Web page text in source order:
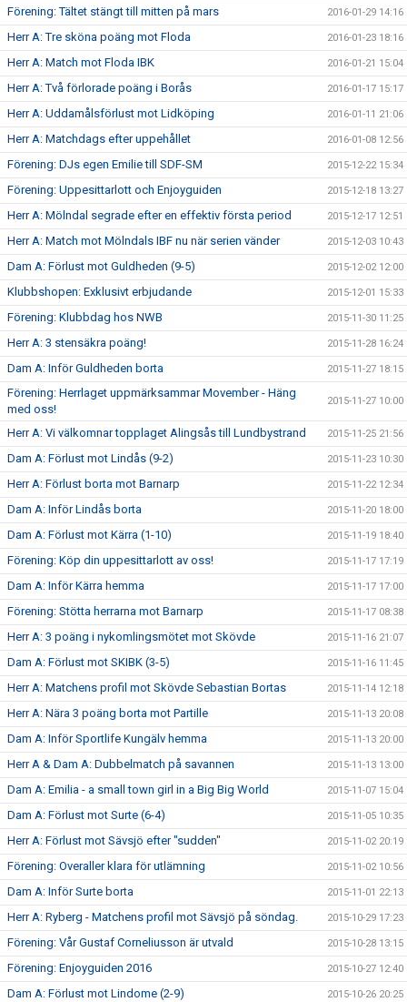
Förening: Tältet stängt till mitten på mars 2016-01-29 14:16
Herr A: Tre sköna poäng mot Floda 2016-01-23 18:16
Herr A: Match mot Floda IBK 2016-01-21 15:04
Herr A: Två förlorade poäng i Borås 2016-01-17 15:17
Herr A: Uddamålsförlust mot Lidköping 2016-01-11 21:06
Herr A: Matchdags efter uppehållet 2016-01-08 12:56
Förening: DJs egen Emilie till SDF-SM 2015-12-22 15:34
Förening: Uppesittarlott och Enjoyguiden 2015-12-18 13:27
Herr A: Mölndal segrade efter en effektiv första period 2015-12-17 12:51
Herr A: Match mot Mölndals IBF nu när serien vänder 2015-12-03 10:43
Dam A: Förlust mot Guldheden (9-5) 2015-12-02 12:00
Klubbshopen: Exklusivt erbjudande 2015-12-01 15:33
Förening: Klubbdag hos NWB 2015-11-30 11:25
Herr A: 3 stensäkra poäng! 2015-11-28 16:24
Dam A: Inför Guldheden borta 2015-11-27 18:15
Förening: Herrlaget uppmärksammar Movember - Häng
med oss!
2015-11-27 10:00
Herr A: Vi välkomnar topplaget Alingsås till Lundbystrand 2015-11-25 21:56
Dam A: Förlust mot Lindås (9-2) 2015-11-23 10:30
Herr A: Förlust borta mot Barnarp 2015-11-22 12:34
Dam A: Inför Lindås borta 2015-11-20 18:00
Dam A: Förlust mot Kärra (1-10) 2015-11-19 18:40
Förening: Köp din uppesittarlott av oss! 2015-11-17 17:19
Dam A: Inför Kärra hemma 2015-11-17 17:00
Förening: Stötta herrarna mot Barnarp 2015-11-17 08:38
Herr A: 3 poäng i nykomlingsmötet mot Skövde 2015-11-16 21:07
Dam A: Förlust mot SKIBK (3-5) 2015-11-16 11:45
Herr A: Matchens profil mot Skövde Sebastian Bortas 2015-11-14 12:18
Herr A: Nära 3 poäng borta mot Partille 2015-11-13 20:08
Dam A: Inför Sportlife Kungälv hemma 2015-11-13 20:00
Herr A & Dam A: Dubbelmatch på savannen 2015-11-13 13:00
Dam A: Emilia - a small town girl in a Big Big World 2015-11-07 15:04
Dam A: Förlust mot Surte (6-4) 2015-11-05 10:35
Herr A: Förlust mot Sävsjö efter "sudden" 2015-11-02 20:19
Förening: Overaller klara för utlämning 2015-11-02 10:56
Dam A: Inför Surte borta 2015-11-01 22:13
Herr A: Ryberg - Matchens profil mot Sävsjö på söndag. 2015-10-29 17:23
Förening: Vår Gustaf Corneliusson är utvald 2015-10-28 13:15
Förening: Enjoyguiden 2016 2015-10-27 12:40
Dam A: Förlust mot Lindome (2-9) 2015-10-26 20:25